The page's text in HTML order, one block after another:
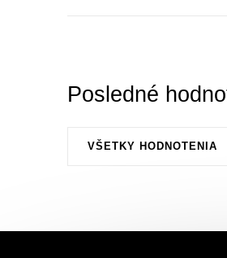
Posledné
VŠETKY HODNOTENIA